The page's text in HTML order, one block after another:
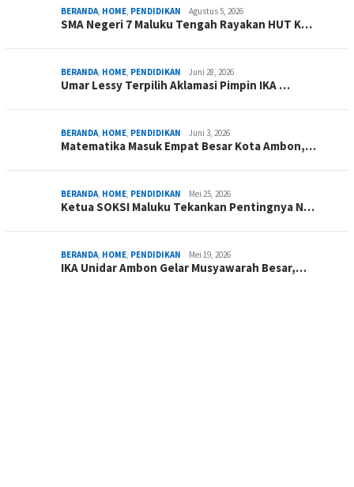
BERANDA, HOME, PENDIDIKAN Agustus 5, 2026
SMA Negeri 7 Maluku Tengah Rayakan HUT K…
BERANDA, HOME, PENDIDIKAN Juni 28, 2026
Umar Lessy Terpilih Aklamasi Pimpin IKA …
BERANDA, HOME, PENDIDIKAN Juni 3, 2026
Matematika Masuk Empat Besar Kota Ambon,…
BERANDA, HOME, PENDIDIKAN Mei 25, 2026
Ketua SOKSI Maluku Tekankan Pentingnya N…
BERANDA, HOME, PENDIDIKAN Mei 19, 2026
IKA Unidar Ambon Gelar Musyawarah Besar,…